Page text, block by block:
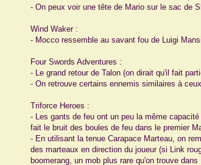
- On peux voir une tête de Mario sur le sac de
Wind Waker :
- Mocco ressemble au savant fou de Luigi
Four Swords Adventures :
- Le grand retour de Talon (on dirait qu'il fait
- On retrouve certains ennemis similaires à
Triforce Heroes :
- Les gants de feu ont un peu la même
fait le bruit des boules de feu dans le premier
- En utilisant la tenue Carapace Marteau, on
des marteaux en direction du joueur (si Link
boomerang, un mob plus rare qu'on trouve